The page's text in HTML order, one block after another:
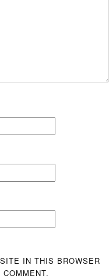
IN THIS BROWSER